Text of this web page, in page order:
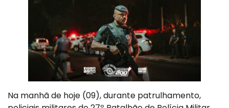
Na manhã de hoje (09), durante patrulhamento,